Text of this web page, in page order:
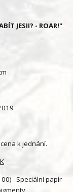
JESII? - ROAR!"
k jednání.
- Speciální papír